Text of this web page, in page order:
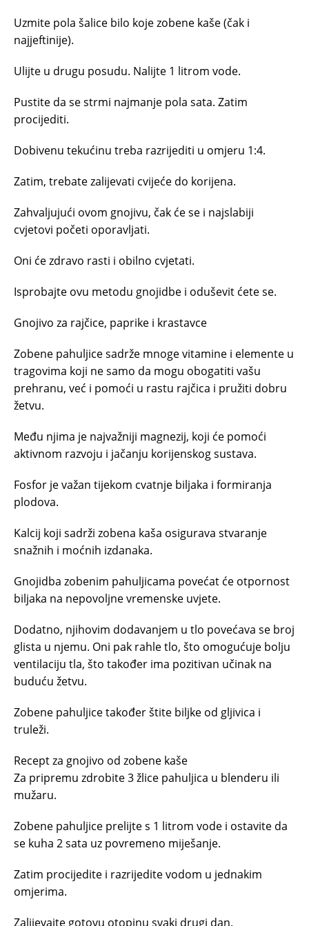
Uzmite pola šalice bilo koje zobene kaše (čak i
najjeftinije).
Ulijte u drugu posudu. Nalijte 1 litrom vode.
Pustite da se strmi najmanje pola sata. Zatim
procijediti.
Dobivenu tekućinu treba razrijediti u omjeru 1:4.
Zatim, trebate zalijevati cvijeće do korijena.
Zahvaljujući ovom gnojivu, čak će se i najslabiji
cvjetovi početi oporavljati.
Oni će zdravo rasti i obilno cvjetati.
Isprobajte ovu metodu gnojidbe i oduševit ćete se.
Gnojivo za rajčice, paprike i krastavce
Zobene pahuljice sadrže mnoge vitamine i elemente u
tragovima koji ne samo da mogu obogatiti vašu
prehranu, već i pomoći u rastu rajčica i pružiti dobru
žetvu.
Među njima je najvažniji magnezij, koji će pomoći
aktivnom razvoju i jačanju korijenskog sustava.
Fosfor je važan tijekom cvatnje biljaka i formiranja
plodova.
Kalcij koji sadrži zobena kaša osigurava stvaranje
snažnih i moćnih izdanaka.
Gnojidba zobenim pahuljicama povećat će otpornost
biljaka na nepovoljne vremenske uvjete.
Dodatno, njihovim dodavanjem u tlo povećava se broj
glista u njemu. Oni pak rahle tlo, što omogućuje bolju
ventilaciju tla, što također ima pozitivan učinak na
buduću žetvu.
Zobene pahuljice također štite biljke od gljivica i
truleži.
Recept za gnojivo od zobene kaše
Za pripremu zdrobite 3 žlice pahuljica u blenderu ili
mužaru.
Zobene pahuljice prelijte s 1 litrom vode i ostavite da
se kuha 2 sata uz povremeno miješanje.
Zatim procijedite i razrijedite vodom u jednakim
omjerima.
Zalijevajte gotovu otopinu svaki drugi dan.